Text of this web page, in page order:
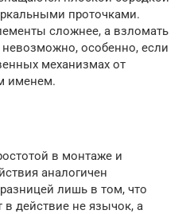
проточками.
сложнее, а взломать
особенно, если
механизмах от
именем.
в монтаже и
аналогичен
лишь в том, что
действие не язычок, а